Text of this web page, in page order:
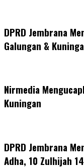
DPRD Jembrana
Galungan &
Nirmedia
Kuningan
DPRD Jembrana
Adha, 10 Zulhijah